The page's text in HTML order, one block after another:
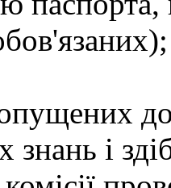
знань і